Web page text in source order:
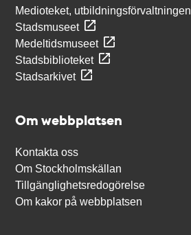
Medioteket, utbildningsförvaltningen
Stadsmuseet
Medeltidsmuseet
Stadsbiblioteket
Stadsarkivet
Om webbplatsen
Kontakta oss
Om Stockholmskällan
Tillgänglighetsredogörelse
Om kakor på webbplatsen